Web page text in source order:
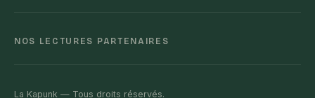
NOS LECTURES PARTENAIRES
La Kapunk — Tous droits réservés.